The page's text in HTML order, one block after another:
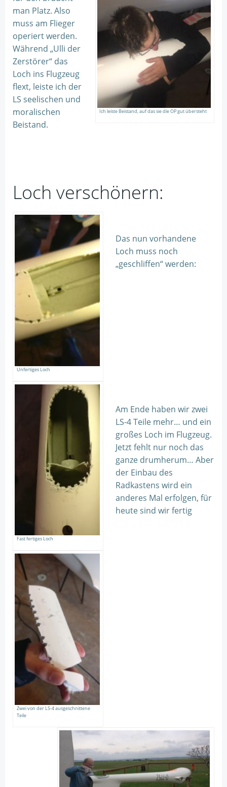
Ich leiste Beistand, auf das sie die OP gut übersteht
man Platz. Also
muss am Flieger
operiert werden.
Während „Ulli der
Zerstörer“ das
Loch ins Flugzeug
flext, leiste ich der
LS seelischen und
moralischen
Beistand.
Loch verschönern:
Unfertiges Loch
Fast fertiges Loch
Das nun vorhandene
Loch muss noch
„geschliffen“ werden:
Zwei von der LS-4 ausgeschnittene
Teile
Am Ende haben wir zwei
LS-4 Teile mehr… und ein
großes Loch im Flugzeug.
Jetzt fehlt nur noch das
ganze drumherum… Aber
der Einbau des
Radkastens wird ein
anderes Mal erfolgen, für
heute sind wir fertig